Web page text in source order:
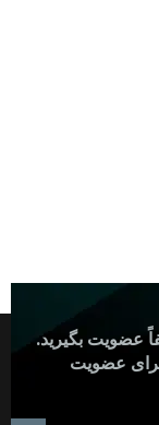
عضویت بگیرید.
عضویت